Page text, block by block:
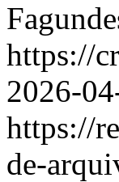
https://
2026-
https://
de-